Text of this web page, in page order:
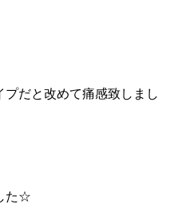
だと改めて痛感致しまし
た☆